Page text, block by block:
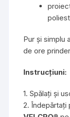
Pur și simplu
de ore
Instrucțiuni:
1. Spălați și
2. Îndepărtați